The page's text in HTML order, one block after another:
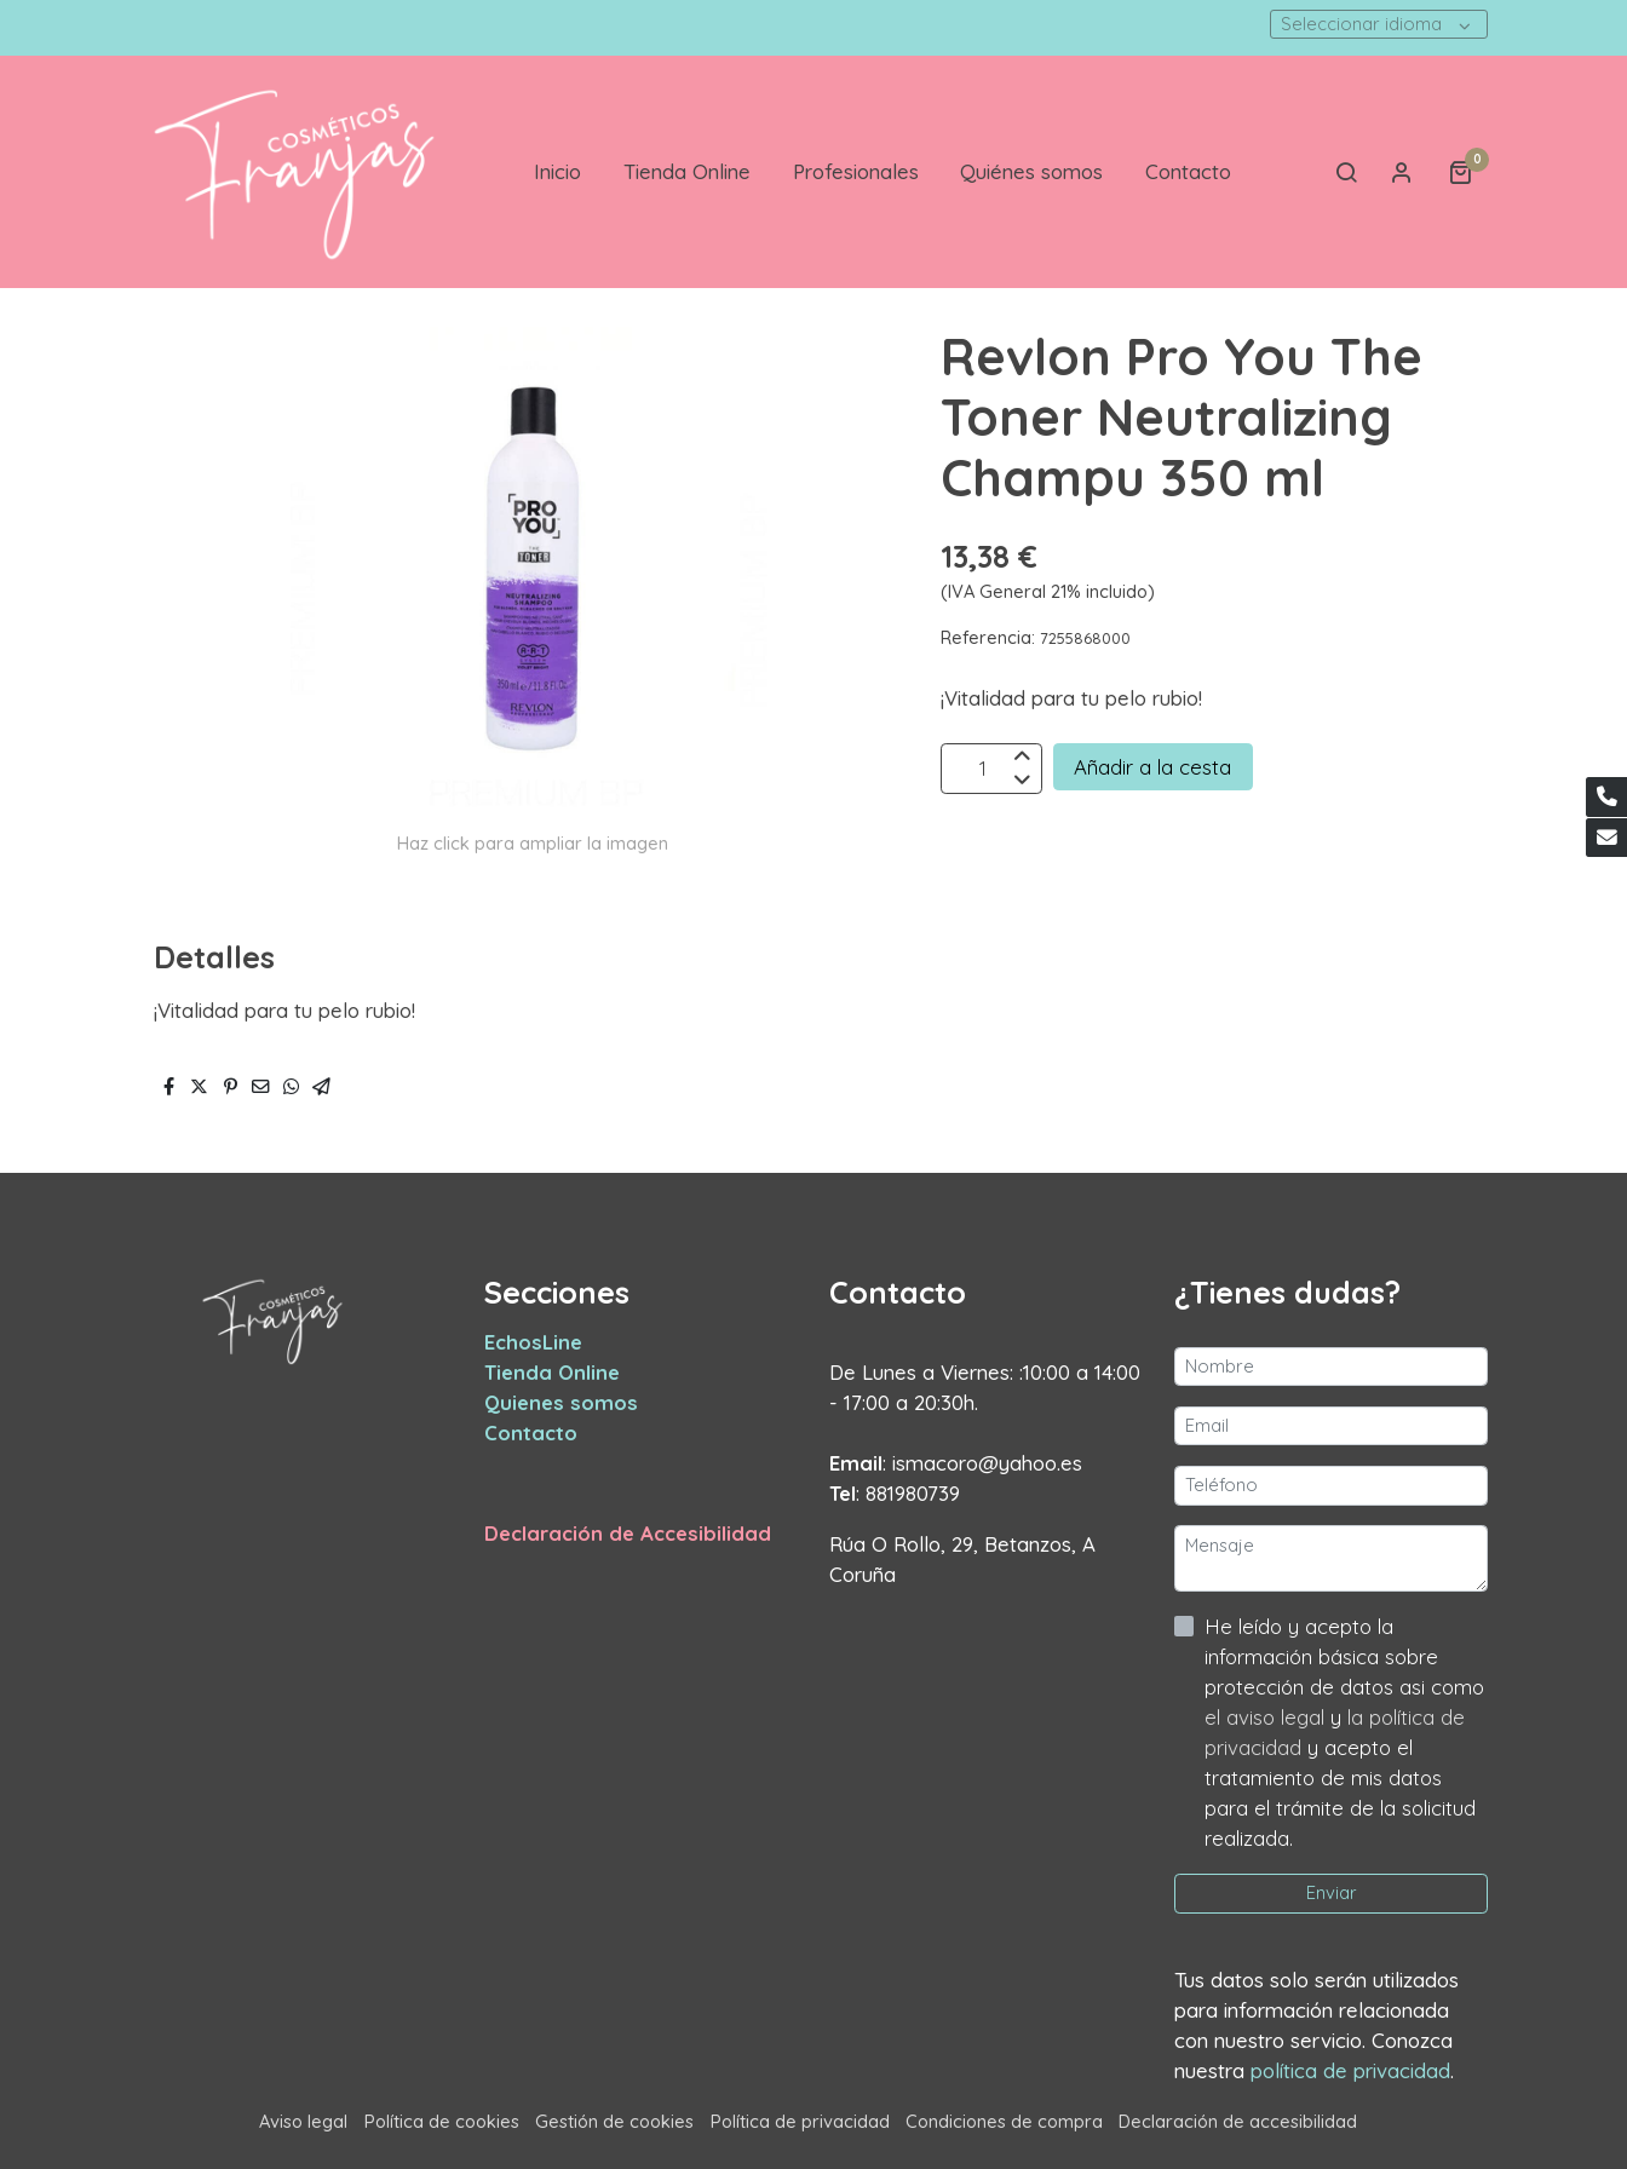
Seleccionar idioma
Inicio Tienda Online Profesionales Quiénes somos Contacto 0
Revlon Pro You The Toner Neutralizing Champu 350 ml
Haz click para ampliar la imagen
Detalles
¡Vitalidad para tu pelo rubio!
Revlon Pro You The
Toner Neutralizing
Champu 350 ml
13,38 €
(IVA General 21% incluido)
Referencia:7255868000
¡Vitalidad para tu pelo rubio!
Añadir a la cesta
Secciones
EchosLine
Tienda Online
Quienes somos
Contacto
Declaración de Accesibilidad
Contacto
De Lunes a Viernes: :10:00 a 14:00
- 17:00 a 20:30h.
Email: ismacoro@yahoo.es
Tel: 881980739
Rúa O Rollo, 29, Betanzos, A
Coruña
¿Tienes dudas?
He leído y acepto la
información básica sobre
protección de datos asi como
el aviso legal y la política de
privacidad y acepto el
tratamiento de mis datos
para el trámite de la solicitud
realizada.
Enviar
Tus datos solo serán utilizados
para información relacionada
con nuestro servicio. Conozca
nuestra política de privacidad.
Aviso legal Política de cookies Gestión de cookies Política de privacidad Condiciones de compra Declaración de accesibilidad